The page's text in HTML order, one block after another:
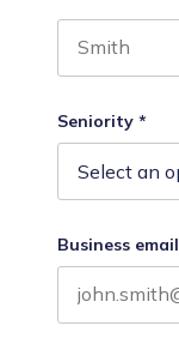
Seniority *
Business email